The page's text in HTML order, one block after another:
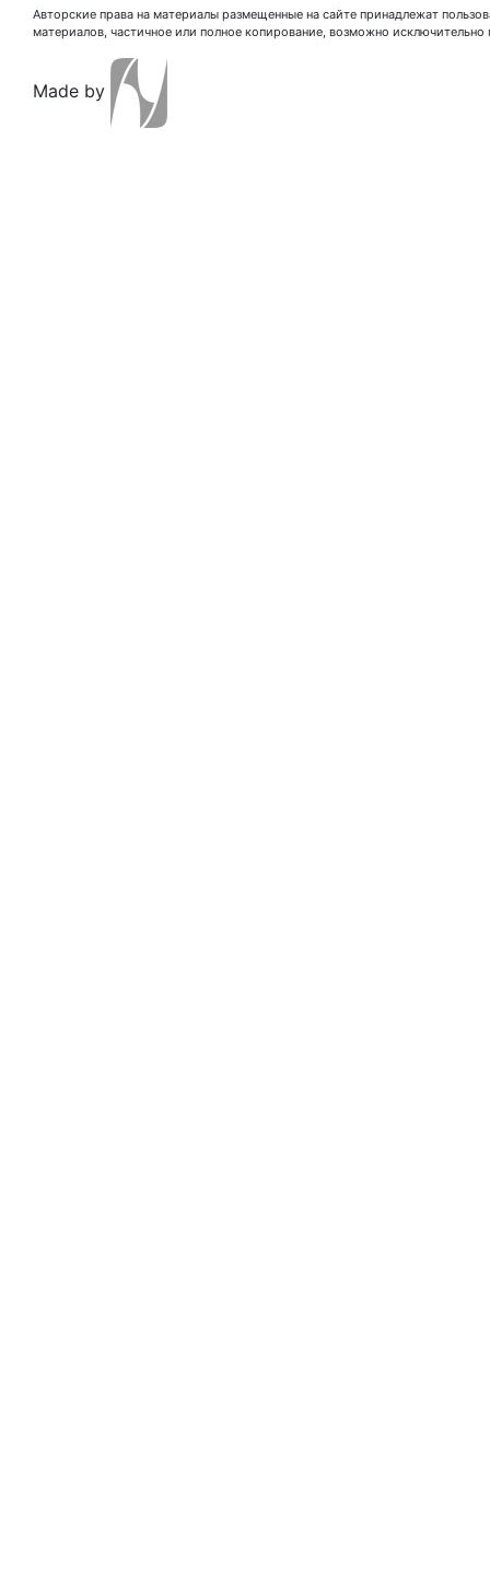
Авторские права на материалы размещенные на сайте принадлежат
материалов, частичное или полное копирование, возможно
Made by